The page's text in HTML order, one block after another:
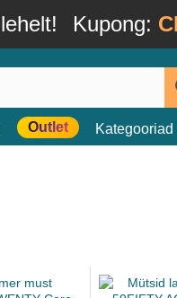
Kupong:
Outlet Kategooriad